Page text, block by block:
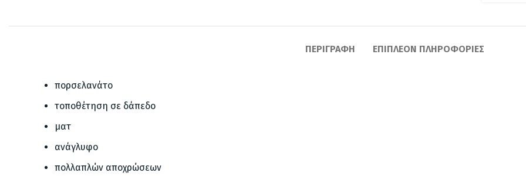
ΠΕΡΙΓΡΑΦΉ ΕΠΙΠΛΈΟΝ ΠΛΗΡΟΦΟΡΊΕΣ
πορσελανάτο
τοποθέτηση σε δάπεδο
ματ
ανάγλυφο
πολλαπλών αποχρώσεων